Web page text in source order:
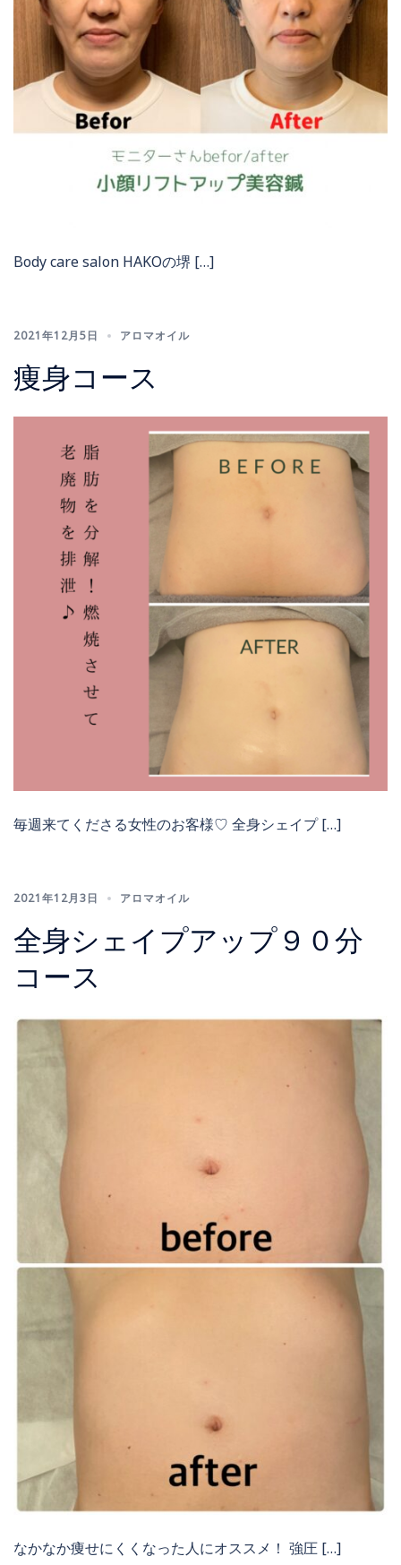
Body care salon HAKOの堺 […]
2021年12月5日 アロマオイル
痩身コース
毎週来てくださる女性のお客様♡ 全身シェイプ […]
2021年12月3日 アロマオイル
全身シェイプアップ９０分
コース
なかなか痩せにくくなった人にオススメ！ 強圧 […]